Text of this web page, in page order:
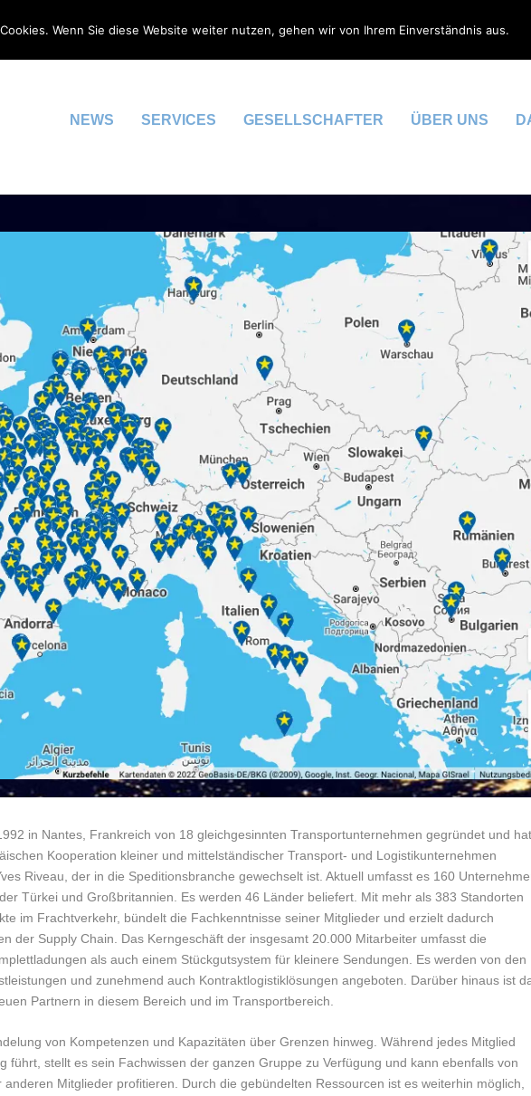
NEWS SERVICES GESELLSCHAFTER ÜBER UNS
in Nantes, Frankreich von 18 gleichgesinnten Transportunternehmen gegründet und hat
Kooperation kleiner und mittelständischer Transport- und Logistikunternehmen
Riveau, der in die Speditionsbranche gewechselt ist. Aktuell umfasst es 160
Türkei und Großbritannien. Es werden 46 Länder beliefert. Mit mehr als 383 Standorten
im Frachtverkehr, bündelt die Fachkenntnisse seiner Mitglieder und erzielt dadurch
der Supply Chain. Das Kerngeschäft der insgesamt 20.000 Mitarbeiter umfasst die
als auch einem Stückgutsystem für kleinere Sendungen. Es werden von den
und zunehmend auch Kontraktlogistiklösungen angeboten. Darüber hinaus ist
Partnern in diesem Bereich und im Transportbereich.
von Kompetenzen und Kapazitäten über Grenzen hinweg. Während jedes Mitglied
führt, stellt es sein Fachwissen der ganzen Gruppe zu Verfügung und kann ebenfalls von
Mitglieder profitieren. Durch die gebündelten Ressourcen ist es weiterhin möglich,
Wenn Sie diese Website weiter nutzen, gehen wir von Ihrem Einverständnis aus.